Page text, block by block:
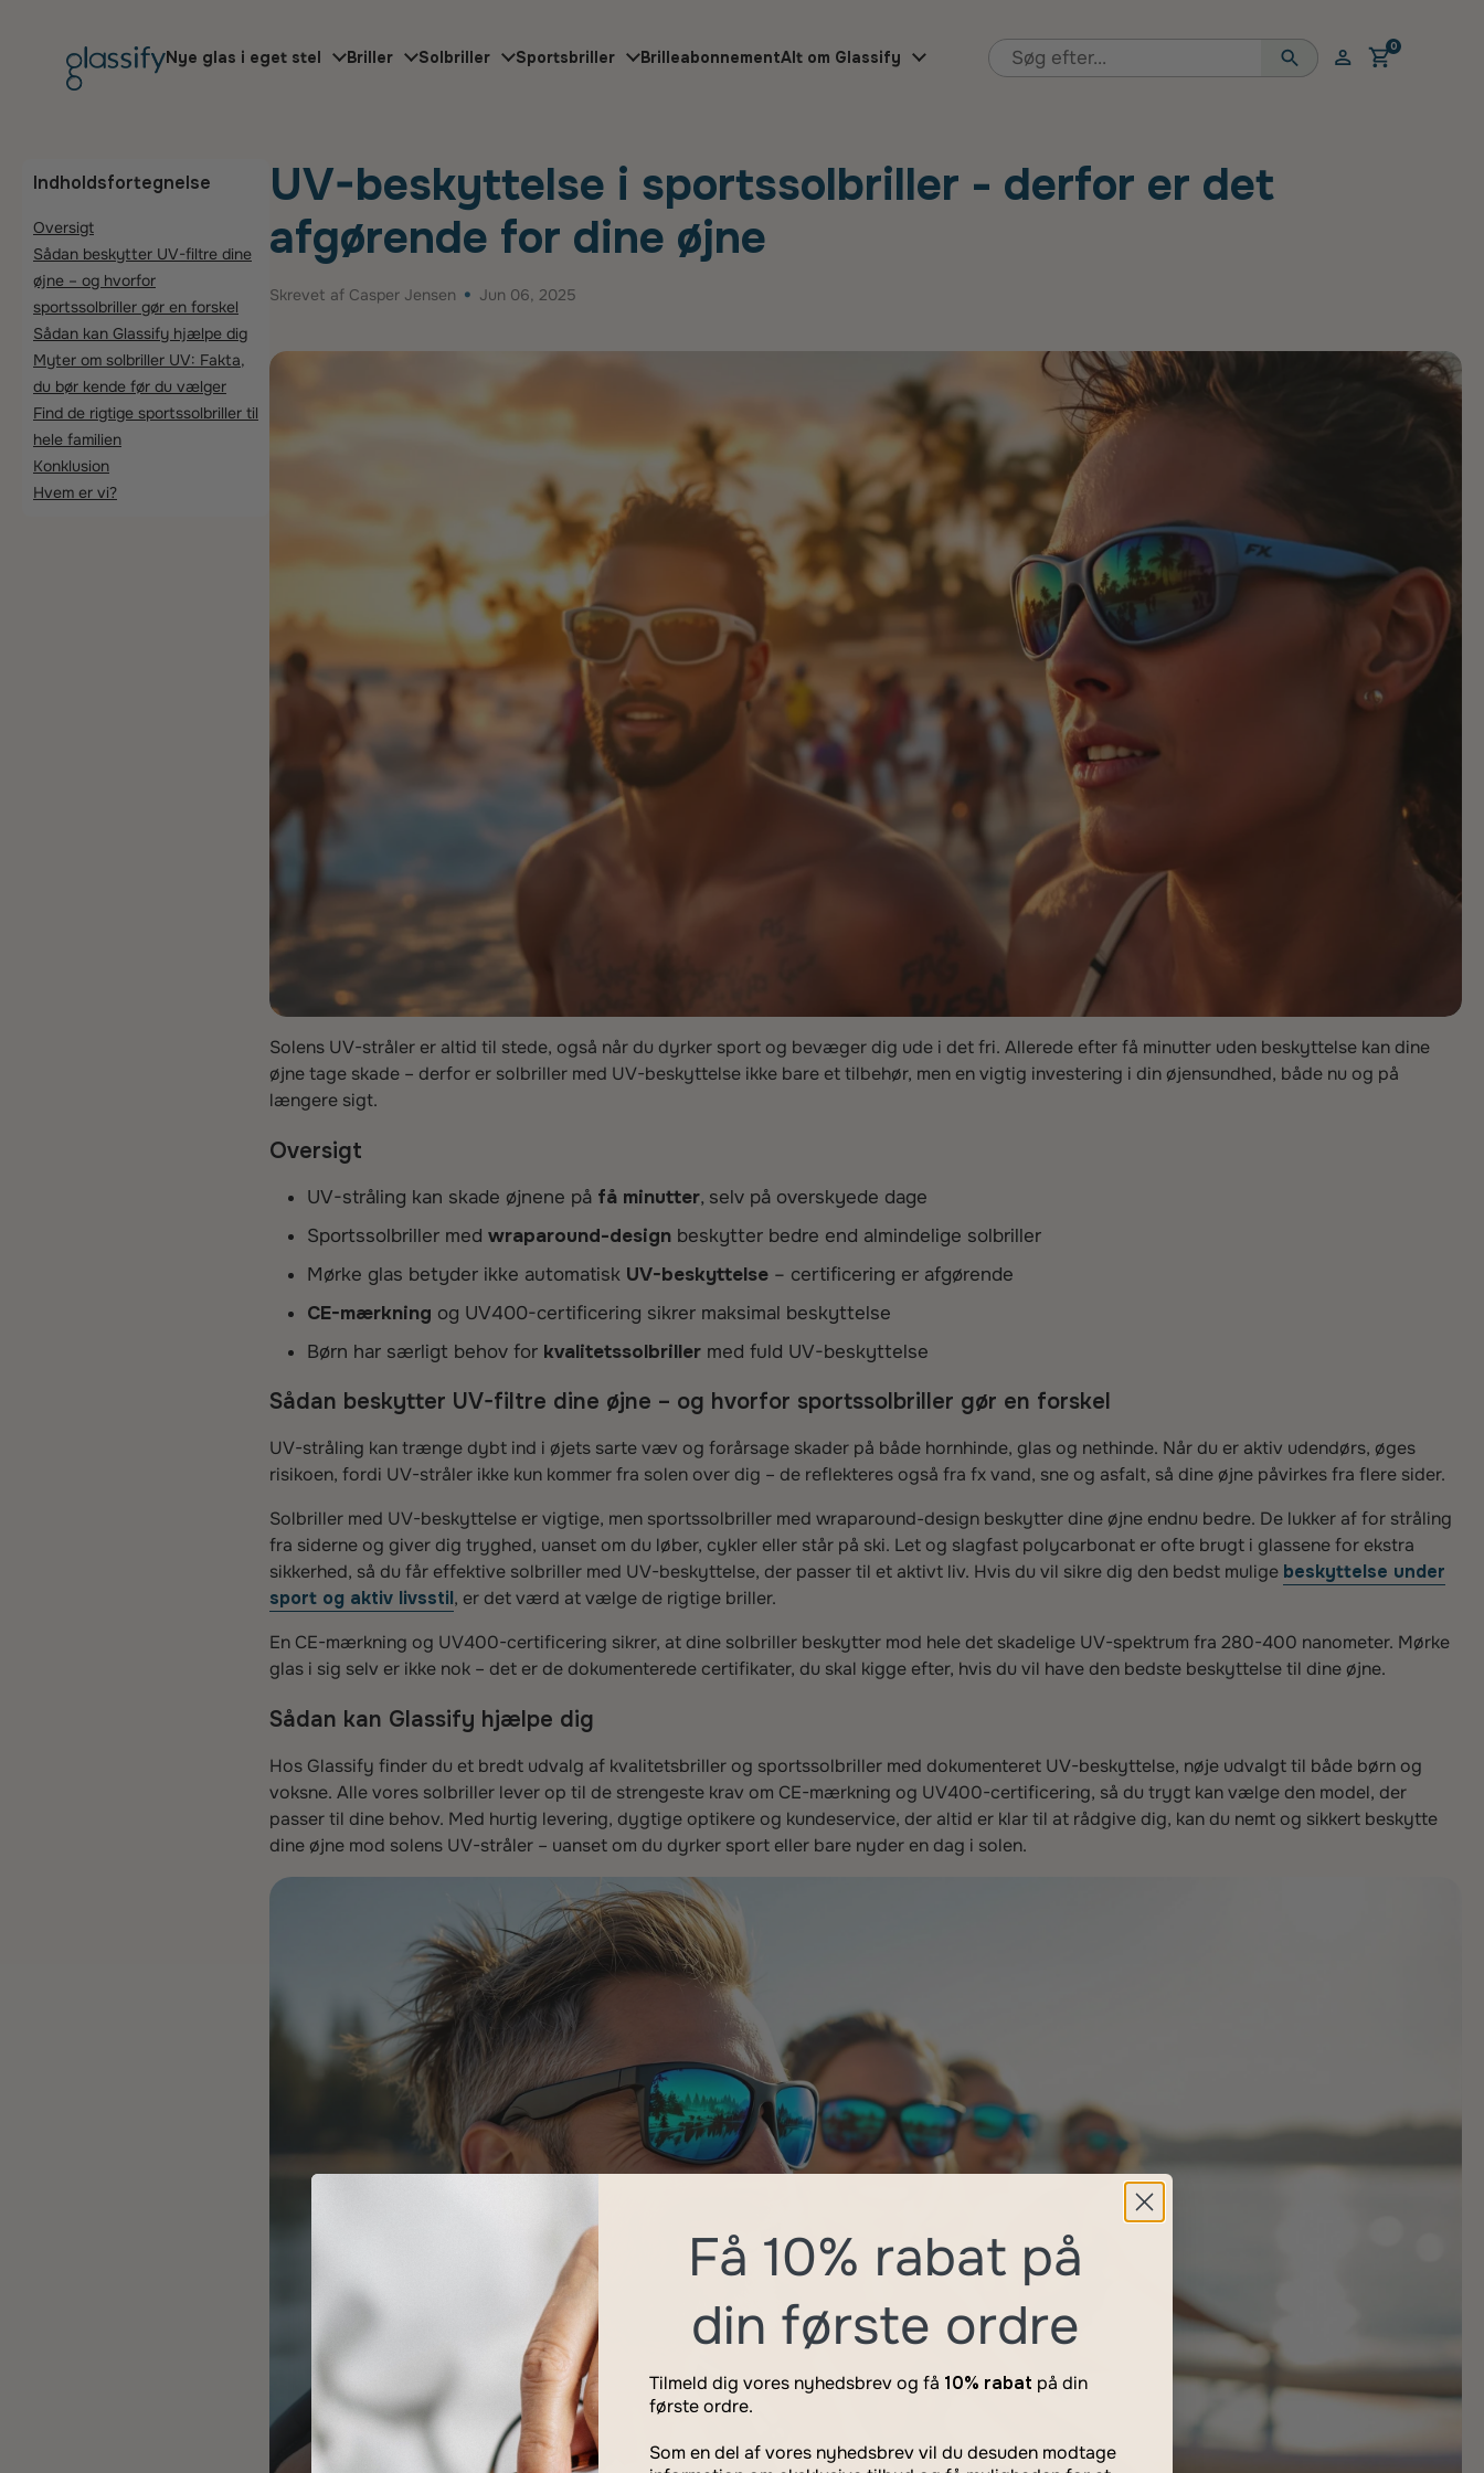
Nye glas i eget stel Briller Solbriller Sportsbriller BrilleabonnementAlt om Glassify Åben vogn
0
UV-beskyttelse i sportssolbriller - derfor er det
Indholdsfortegnelse
Oversigt
Sådan beskytter UV-filtre dine
øjne – og hvorfor
sportssolbriller gør en forskel
Sådan kan Glassify hjælpe dig
Myter om solbriller UV: Fakta,
du bør kende før du vælger
Find de rigtige sportssolbriller til
hele familien
Konklusion
Hvem er vi?
UV-beskyttelse i sportssolbriller - derfor er det
afgørende for dine øjne
Skrevet af Casper Jensen Jun 06, 2025
Solens UV-stråler er altid til stede, også når du dyrker sport og bevæger dig ude i det fri. Allerede efter få minutter uden beskyttelse kan dine
øjne tage skade – derfor er solbriller med UV-beskyttelse ikke bare et tilbehør, men en vigtig investering i din øjensundhed, både nu og på
længere sigt.
Oversigt
UV-stråling kan skade øjnene på få minutter, selv på overskyede dage
Sportssolbriller med wraparound-design beskytter bedre end almindelige solbriller
Mørke glas betyder ikke automatisk UV-beskyttelse – certificering er afgørende
CE-mærkning og UV400-certificering sikrer maksimal beskyttelse
Børn har særligt behov for kvalitetssolbriller med fuld UV-beskyttelse
Sådan beskytter UV-filtre dine øjne – og hvorfor sportssolbriller gør en forskel
UV-stråling kan trænge dybt ind i øjets sarte væv og forårsage skader på både hornhinde, glas og nethinde. Når du er aktiv udendørs, øges
risikoen, fordi UV-stråler ikke kun kommer fra solen over dig – de reflekteres også fra fx vand, sne og asfalt, så dine øjne påvirkes fra flere sider.
Solbriller med UV-beskyttelse er vigtige, men sportssolbriller med wraparound-design beskytter dine øjne endnu bedre. De lukker af for stråling
fra siderne og giver dig tryghed, uanset om du løber, cykler eller står på ski. Let og slagfast polycarbonat er ofte brugt i glassene for ekstra
sikkerhed, så du får effektive solbriller med UV-beskyttelse, der passer til et aktivt liv. Hvis du vil sikre dig den bedst mulige beskyttelse under
sport og aktiv livsstil, er det værd at vælge de rigtige briller.
En CE-mærkning og UV400-certificering sikrer, at dine solbriller beskytter mod hele det skadelige UV-spektrum fra 280-400 nanometer. Mørke
glas i sig selv er ikke nok – det er de dokumenterede certifikater, du skal kigge efter, hvis du vil have den bedste beskyttelse til dine øjne.
Sådan kan Glassify hjælpe dig
Hos Glassify finder du et bredt udvalg af kvalitetsbriller og sportssolbriller med dokumenteret UV-beskyttelse, nøje udvalgt til både børn og
voksne. Alle vores solbriller lever op til de strengeste krav om CE-mærkning og UV400-certificering, så du trygt kan vælge den model, der
passer til dine behov. Med hurtig levering, dygtige optikere og kundeservice, der altid er klar til at rådgive dig, kan du nemt og sikkert beskytte
dine øjne mod solens UV-stråler – uanset om du dyrker sport eller bare nyder en dag i solen.
Få 10% rabat på
din første ordre
Tilmeld dig vores nyhedsbrev og få 10% rabat på din
første ordre.
Som en del af vores nyhedsbrev vil du desuden modtage